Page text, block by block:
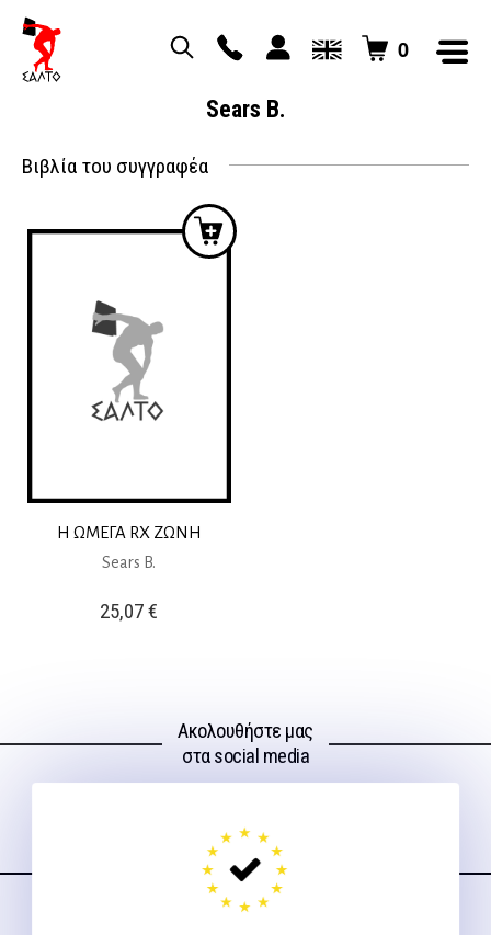
0
Sears B.
Βιβλία του συγγραφέα
Η ΩΜΕΓΑ RX ΖΩΝΗ
Sears B.
25,07€
Ακολουθήστε μας
στα social media